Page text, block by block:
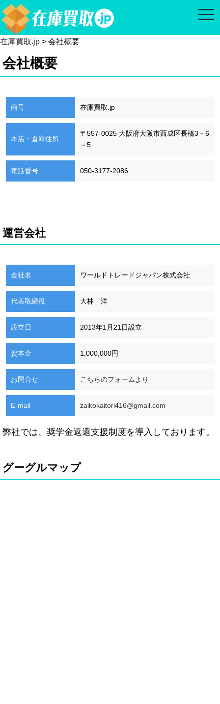
在庫買取.jp > 会社概要
会社概要
商号 在庫買取.jp
本店・倉庫住所
〒557-0025 大阪府大阪市西成区長橋3－6
－5
電話番号 050-3177-2086
運営会社
会社名 ワールドトレードジャパン株式会社
代表取締役 大林 洋
設立日 2013年1月21日設立
資本金 1,000,000円
お問合せ こちらのフォームより
E-mail zaikokaitori416@gmail.com
弊社では、奨学金返還支援制度を導入しております。
グーグルマップ